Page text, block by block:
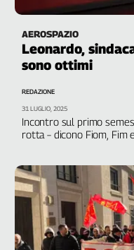
Collettiva
La
settimana
Collettiva
Girasoli
Sassolino
Linea
Tech
It
Inserti
AEROSPAZIO
Leonardo,
sono ottimi
Incontro sul primo
rotta – dicono Fiom, Fim
REDAZIONE
31 LUGLIO, 2025